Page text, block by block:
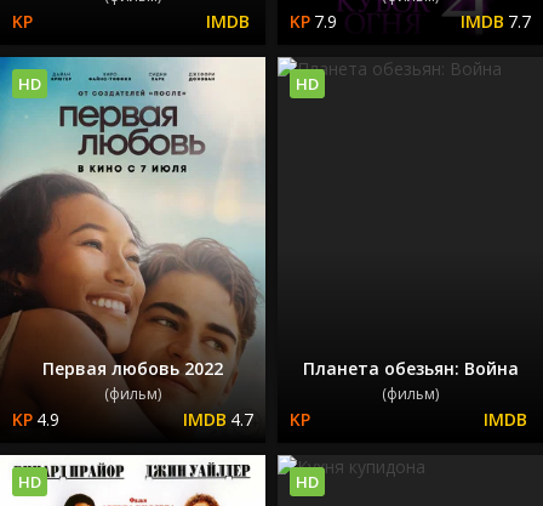
7.9 7.7
Первая любовь 2022
(фильм)
4.9 4.7
HD
Планета обезьян: Война
(фильм)
HD
HD HD